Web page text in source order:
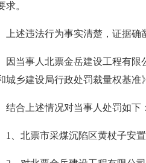
求。
上述违法行为事实清楚，证据
因当事人北票金岳建设工程有
城乡建设局行政处罚裁量权基准
结合上述情况对当事人处罚如下：
1、北票市采煤沉陷区